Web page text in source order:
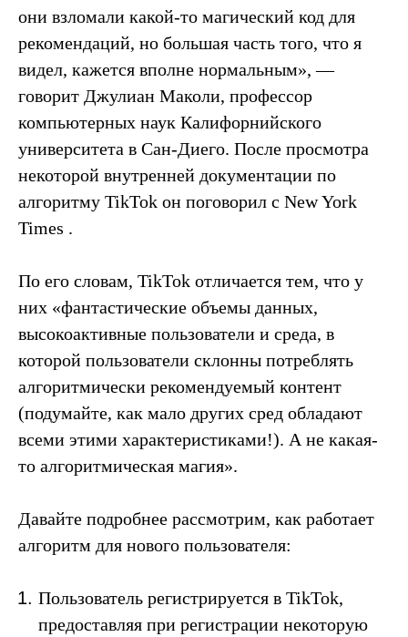
они взломали какой-то магический код для
рекомендаций, но большая часть того, что я
видел, кажется вполне нормальным», —
говорит Джулиан Маколи, профессор
компьютерных наук Калифорнийского
университета в Сан-Диего. После просмотра
некоторой внутренней документации по
алгоритму TikTok он поговорил с New York
Times .
По его словам, TikTok отличается тем, что у
них «фантастические объемы данных,
высокоактивные пользователи и среда, в
которой пользователи склонны потреблять
алгоритмически рекомендуемый контент
(подумайте, как мало других сред обладают
всеми этими характеристиками!). А не какая-
то алгоритмическая магия».
Давайте подробнее рассмотрим, как работает
алгоритм для нового пользователя:
Пользователь регистрируется в TikTok,
предоставляя при регистрации некоторую